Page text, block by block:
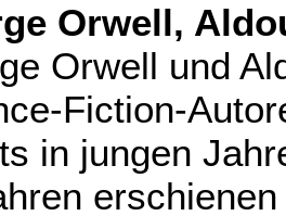
Orwell,
Orwell und
Fiction-
in jungen